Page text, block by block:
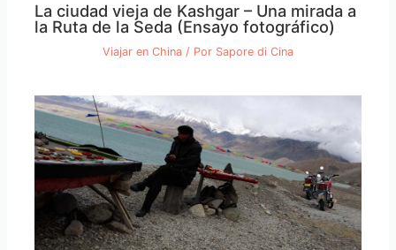
La ciudad vieja de Kashgar – Una mirada a
la Ruta de la Seda (Ensayo fotográfico)
Viajar en China / Por Sapore di Cina